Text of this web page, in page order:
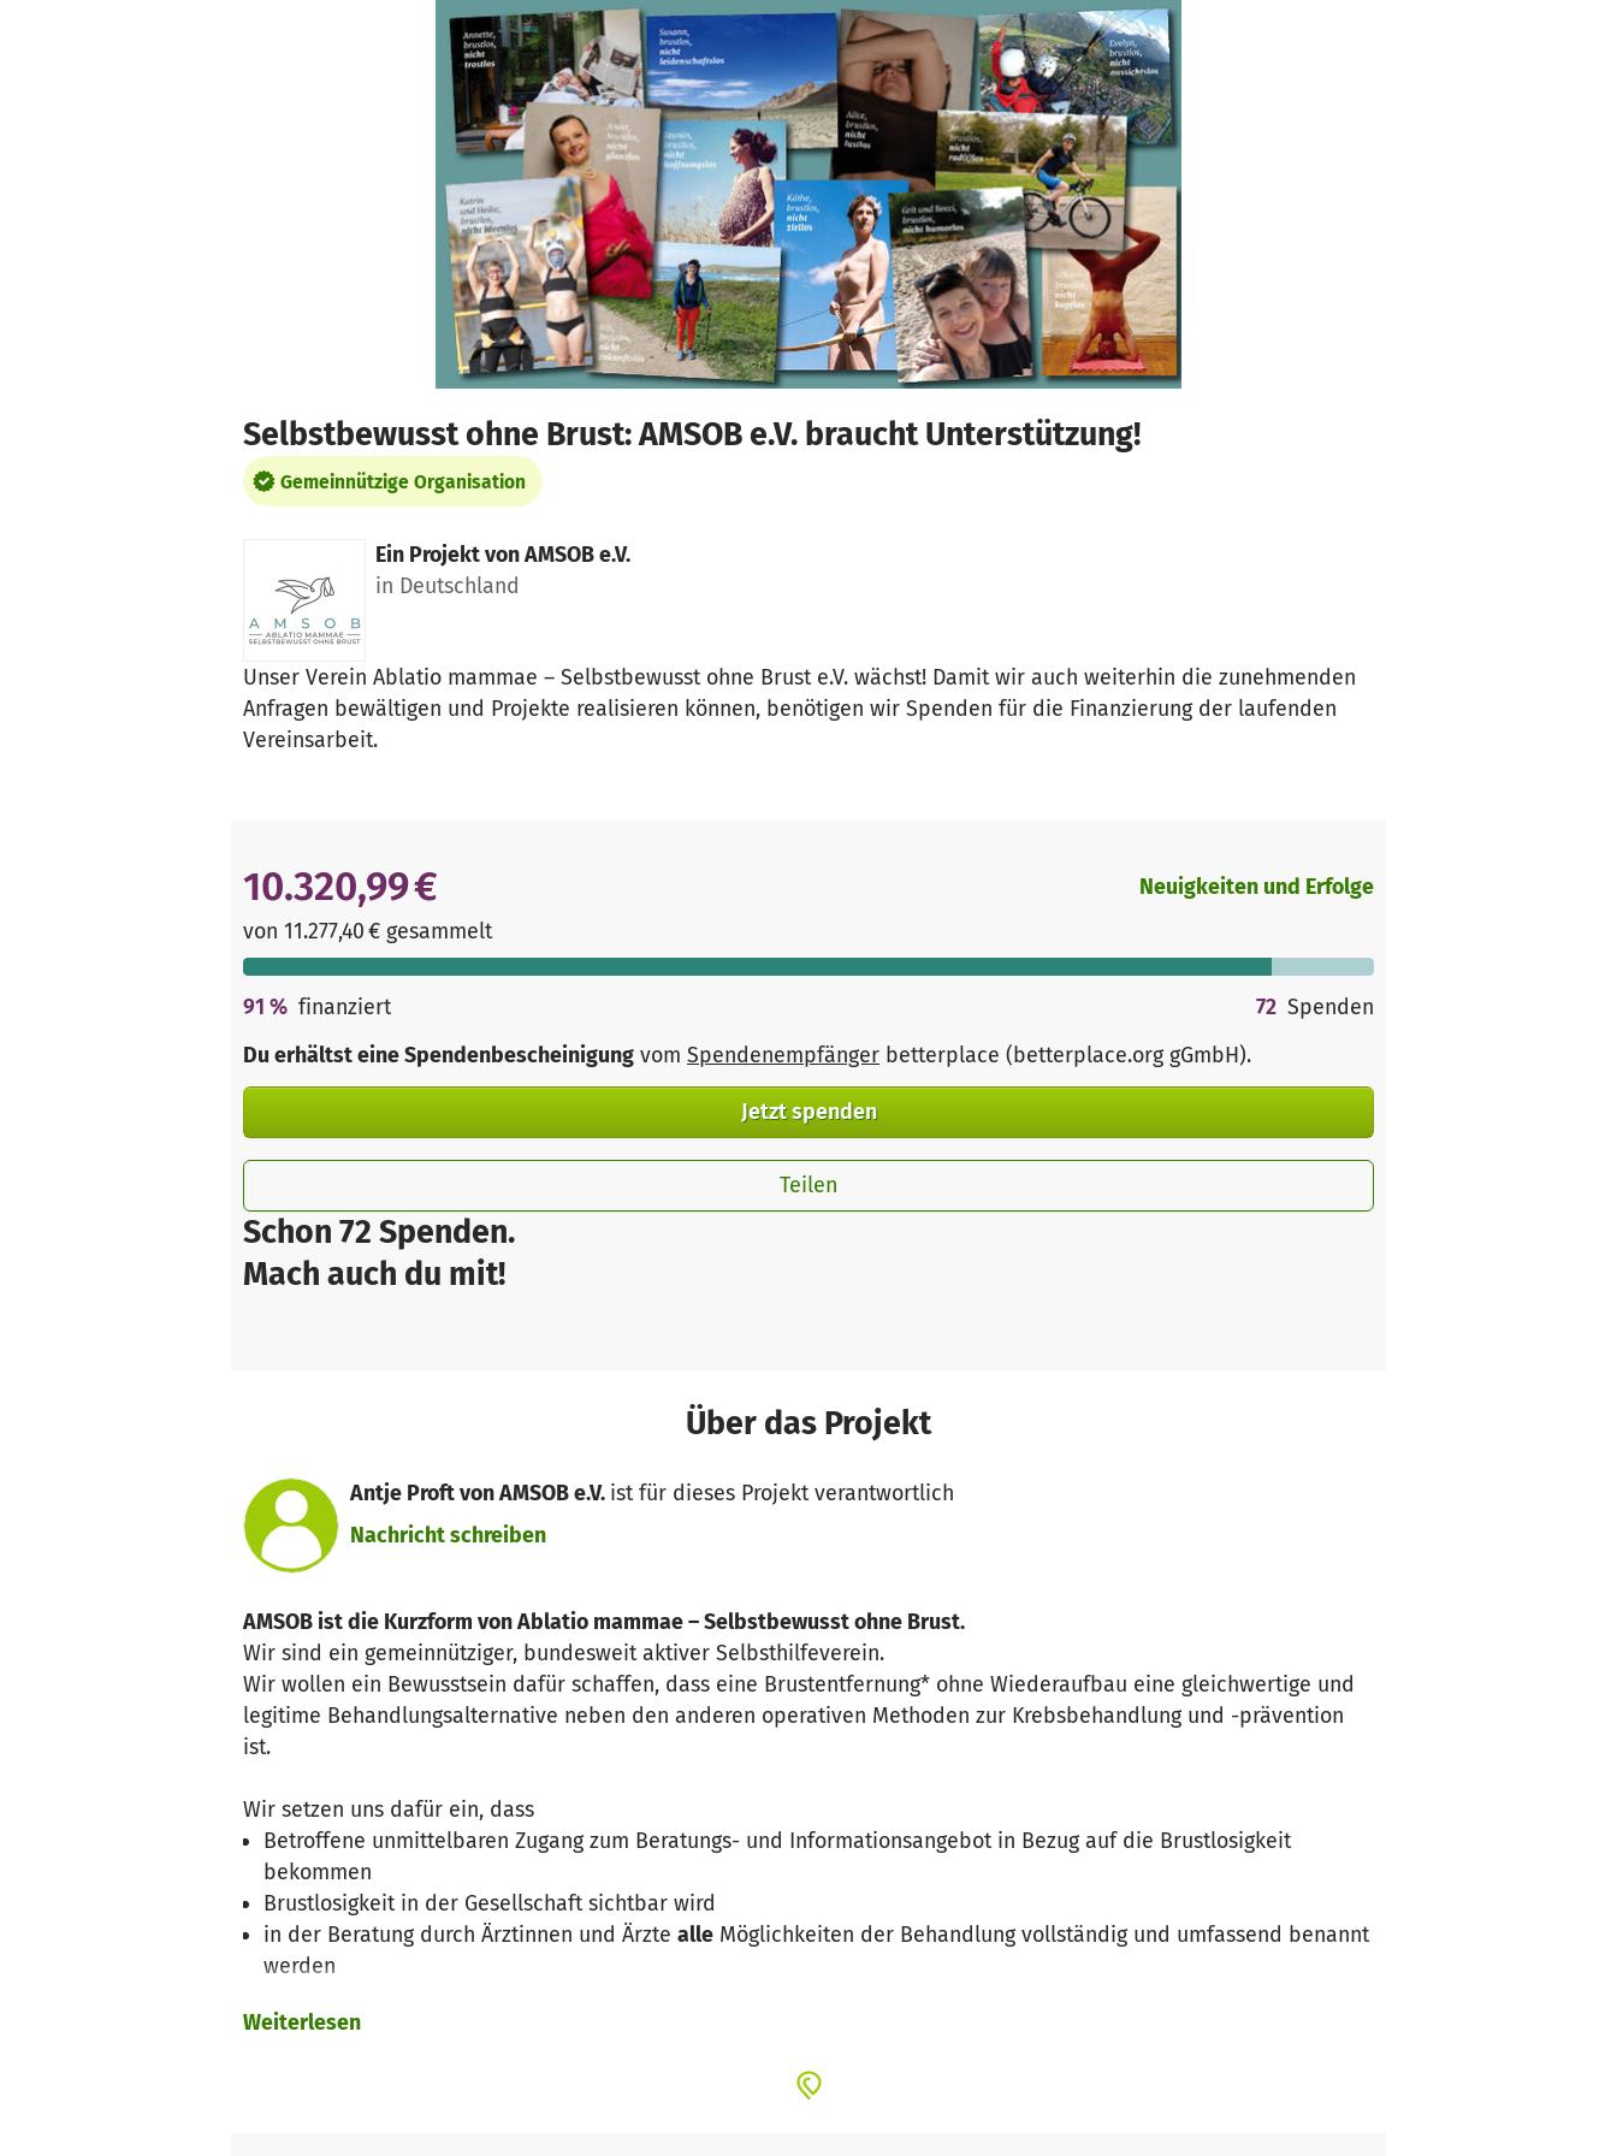
Selbstbewusst ohne Brust: AMSOB e.V. braucht Unterstützung!
Gemeinnützige Organisation
Ein Projekt vonAMSOB e.V.
in Deutschland
Unser Verein Ablatio mammae – Selbstbewusst ohne Brust e.V. wächst! Damit wir auch weiterhin die zunehmenden
Anfragen bewältigen und Projekte realisieren können, benötigen wir Spenden für die Finanzierung der laufenden
Vereinsarbeit.
Schon 72 Spenden.
Mach auch du mit!
10.320,99 €
von 11.277,40 € gesammelt
Neuigkeiten und Erfolge
91 % finanziert 72 Spenden
Du erhältst eine Spendenbescheinigung vom Spendenempfänger betterplace (betterplace.org gGmbH).
Jetzt spenden
Teilen
Über das Projekt
Antje Proft von AMSOB e.V. ist für dieses Projekt verantwortlich
Nachricht schreiben
AMSOB ist die Kurzform von Ablatio mammae – Selbstbewusst ohne Brust.
Wir sind ein gemeinnütziger, bundesweit aktiver Selbsthilfeverein.
Wir wollen ein Bewusstsein dafür schaffen, dass eine Brustentfernung* ohne Wiederaufbau eine gleichwertige und
legitime Behandlungsalternative neben den anderen operativen Methoden zur Krebsbehandlung und -prävention
ist.
Wir setzen uns dafür ein, dass
Betroffene unmittelbaren Zugang zum Beratungs- und Informationsangebot in Bezug auf die Brustlosigkeit
bekommen
Brustlosigkeit in der Gesellschaft sichtbar wird
in der Beratung durch Ärztinnen und Ärzte alle Möglichkeiten der Behandlung vollständig und umfassend benannt
werden
umgesetzt werden
Wir sind eine Anlaufstelle für Betroffene, die Rat und Austausch suchen. Wir bieten Informationen über diese
Weiterlesen